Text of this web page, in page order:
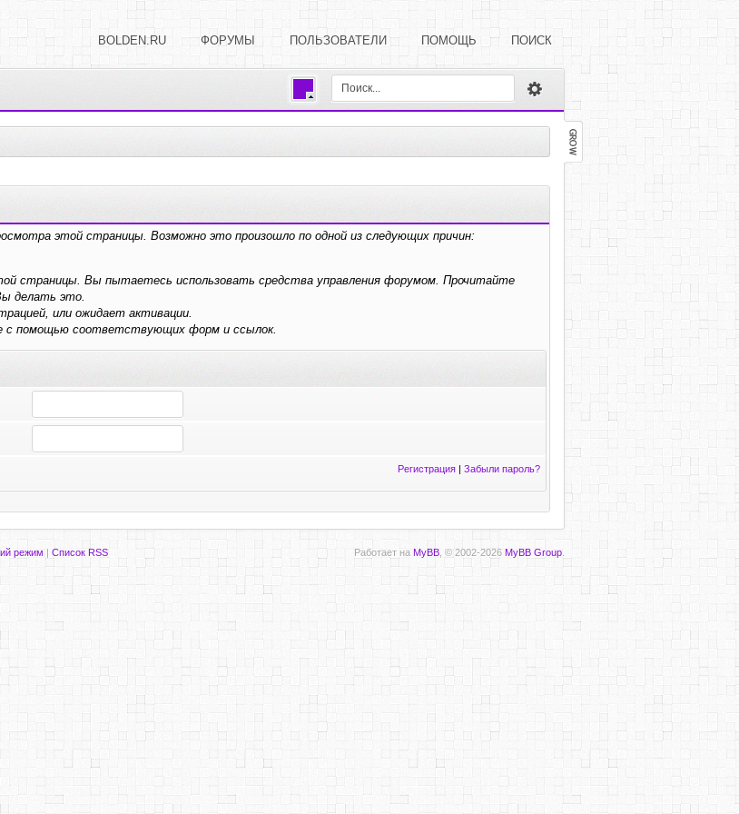
BOLDEN.RU ФОРУМЫ ПОЛЬЗОВАТЕЛИ ПОМОЩЬ ПОИСК
этой страницы. Возможно это произошло по одной из следующих причин:
страницы. Вы пытаетесь использовать средства управления форумом. Прочитайте
делать это.
или ожидает активации.
с помощью соответствующих форм и ссылок.
Регистрация | Забыли пароль?
режим| Список RSS Работает на MyBB , © 2002-2026 MyBB Group.